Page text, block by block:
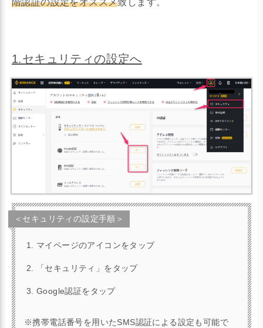
階認証の設定をオススメ致します。
1.セキュリティの設定へ
＜セキュリティの設定手順＞
マイページのアイコンをタップ
「セキュリティ」をタップ
Google認証をタップ
※携帯電話番号を用いたSMS認証による設定も可能で